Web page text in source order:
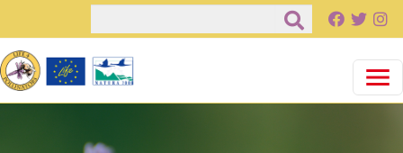
Παράκαμψη προς το κυρίως περιεχόμενο